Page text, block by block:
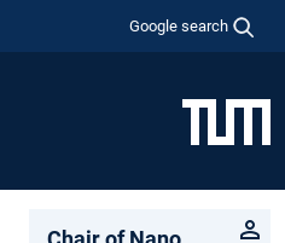
Google search